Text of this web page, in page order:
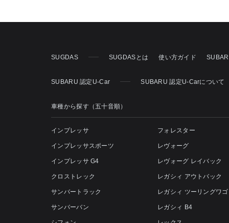
SUGDAS SUGDASとは 使い方ガイド
SUBARU 認定U-Car SUBARU 認定U-Carについて
車種から探す（五十音順）
インプレッサ
インプレッサスポーツ
インプレッサ G4
クロストレック
サンバートラック
サンバーバン
フォレスター
レヴォーグ
レヴォーグ レイバック
レガシィ アウトバック
レガシィ ツーリングワ
レガシィ B4